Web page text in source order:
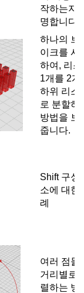
작하는지
명합니다.
하나의 브
이크를 사
하여, 리스
1개를 2개
하위 리스
로 분할하
방법을 보
줍니다.
Shift 구성
소에 대한
례
여러 점들
거리별로
렬하는 방